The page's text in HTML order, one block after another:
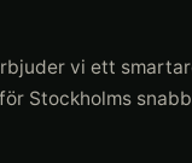
vi ett
Stockholms